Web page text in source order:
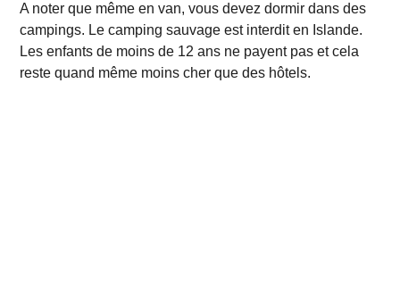
A noter que même en van, vous devez dormir dans des
campings. Le camping sauvage est interdit en Islande.
Les enfants de moins de 12 ans ne payent pas et cela
reste quand même moins cher que des hôtels.